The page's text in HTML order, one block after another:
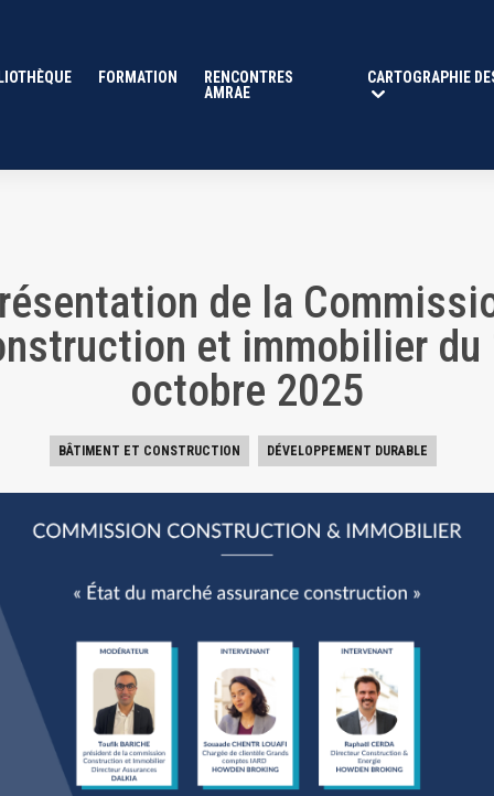
Construction et
FORMATION
RENCONTRES
AMRAE
CARTOGRAPHIE
de la
et immobilier du
octobre 2025
BÂTIMENT ET CONSTRUCTION DÉVELOPPEMENT DURABLE